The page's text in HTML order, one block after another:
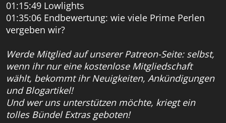
01:15:49 Lowlights
01:35:06 Endbewertung: wie viele Prime Perlen
vergeben wir?
Werde Mitglied auf unserer Patreon-Seite: selbst,
wenn ihr nur eine kostenlose Mitgliedschaft
wählt, bekommt ihr Neuigkeiten, Ankündigungen
und Blogartikel!
Und wer uns unterstützen möchte, kriegt ein
tolles Bündel Extras geboten!